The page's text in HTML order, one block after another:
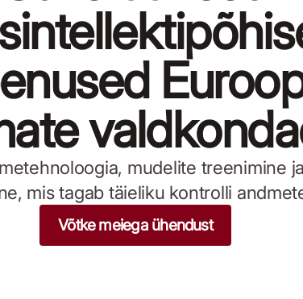
mudelite treenimine
mis tagab täieliku kontrolli
Võtke meiega ühendust